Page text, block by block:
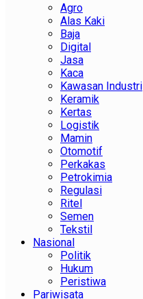
Agro
Alas Kaki
Baja
Digital
Jasa
Kaca
Kawasan Industri
Keramik
Kertas
Logistik
Mamin
Otomotif
Perkakas
Petrokimia
Regulasi
Ritel
Semen
Tekstil
Nasional
Politik
Hukum
Peristiwa
Pariwisata